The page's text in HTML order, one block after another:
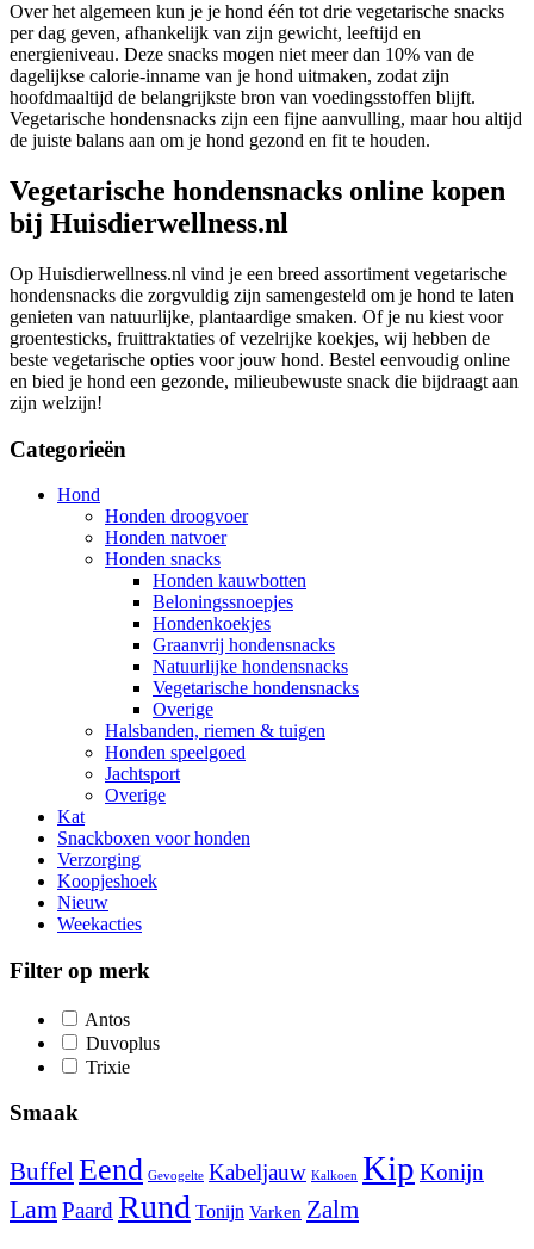
Over het algemeen kun je je hond één tot drie vegetarische snacks
per dag geven, afhankelijk van zijn gewicht, leeftijd en
energieniveau. Deze snacks mogen niet meer dan 10% van de
dagelijkse calorie-inname van je hond uitmaken, zodat zijn
hoofdmaaltijd de belangrijkste bron van voedingsstoffen blijft.
Vegetarische hondensnacks zijn een fijne aanvulling, maar hou altijd
de juiste balans aan om je hond gezond en fit te houden.
Vegetarische hondensnacks online kopen
bij Huisdierwellness.nl
Op Huisdierwellness.nl vind je een breed assortiment vegetarische
hondensnacks die zorgvuldig zijn samengesteld om je hond te laten
genieten van natuurlijke, plantaardige smaken. Of je nu kiest voor
groentesticks, fruittraktaties of vezelrijke koekjes, wij hebben de
beste vegetarische opties voor jouw hond. Bestel eenvoudig online
en bied je hond een gezonde, milieubewuste snack die bijdraagt aan
zijn welzijn!
Categorieën
Hond
Honden droogvoer
Honden natvoer
Honden snacks
Honden kauwbotten
Beloningssnoepjes
Hondenkoekjes
Graanvrij hondensnacks
Natuurlijke hondensnacks
Vegetarische hondensnacks
Overige
Halsbanden, riemen & tuigen
Honden speelgoed
Jachtsport
Overige
Kat
Snackboxen voor honden
Verzorging
Koopjeshoek
Nieuw
Weekacties
Filter op merk
Antos
Duvoplus
Trixie
Smaak
BuffelEend Gevogelte Kabeljauw Kalkoen Kip Konijn
LamPaard Rund Tonijn Varken Zalm